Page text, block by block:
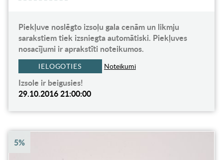
Piekļuve noslēgto izsoļu gala cenām un likmju
sarakstiem tiek izsniegta automātiski. Piekļuves
nosacījumi ir aprakstīti noteikumos.
IELOGOTIES Noteikumi
Izsole ir beigusies!
29.10.2016 21:00:00
5%